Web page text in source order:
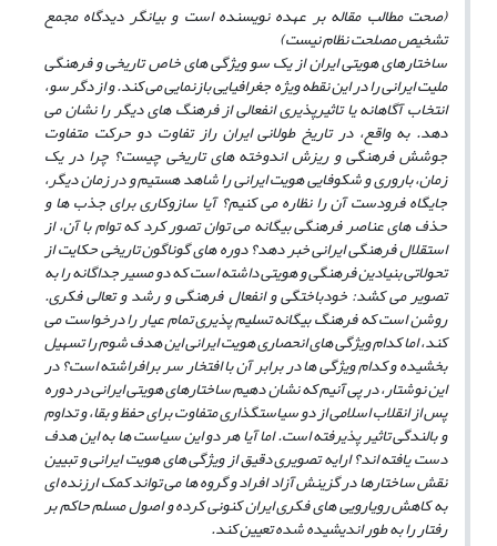
(صحت مطالب مقاله بر عهده نویسنده است و بیانگر دیدگاه مجمع
تشخیص مصلحت نظام نیست)
ساختارهای هویتی ایران از یک سو ویژگی های خاص تاریخی و فرهنگی
ملیت ایرانی را در این نقطه ویژه جغرافیایی بازنمایی می کند. و از دگر سو،
انتخاب آگاهانه یا تاثیرپذیری انفعالی از فرهنگ های دیگر را نشان می
دهد. به واقع، در تاریخ طولانی ایران راز تفاوت دو حرکت متفاوت
جوشش فرهنگی و ریزش اندوخته های تاریخی چیست؟ چرا در یک
زمان، باروری و شکوفایی هویت ایرانی را شاهد هستیم و در زمان دیگر،
جایگاه فرودست آن را نظاره می کنیم؟ آیا سازوکاری برای جذب ها و
حذف های عناصر فرهنگی بیگانه می توان تصور کرد که توام با آن، از
استقلال فرهنگی ایرانی خبر دهد؟ دوره های گوناگون تاریخی حکایت از
تحولاتی بنیادین فرهنگی و هویتی داشته است که دو مسیر جداگانه را به
تصویر می کشد: خودباختگی و انفعال فرهنگی و رشد و تعالی فکری.
روشن است که فرهنگ بیگانه تسلیم پذیری تمام عیار را درخواست می
کند، اما کدام ویژگی های انحصاری هویت ایرانی این هدف شوم را تسهیل
بخشیده و کدام ویژگی ها در برابر آن با افتخار سر برافراشته است؟ در
این نوشتار، در پی آنیم که نشان دهیم ساختارهای هویتی ایرانی در دوره
پس از انقلاب اسلامی از دو سیاستگذاری متفاوت برای حفظ و بقا، و تداوم
و بالندگی تاثیر پذیرفته است. اما آیا هر دو این سیاست ها به این هدف
دست یافته اند؟ ارایه تصویری دقیق از ویژگی های هویت ایرانی و تبیین
نقش ساختارها در گزینش آزاد افراد و گروه ها می تواند کمک ارزنده ای
به کاهش رویارویی های فکری ایران کنونی کرده و اصول مسلم حاکم بر
رفتار را به طور اندیشیده شده تعیین کند.